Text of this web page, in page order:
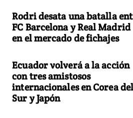
Rodri desata una batalla
FC Barcelona y Real Madrid
en el mercado de fichajes
Ecuador volverá a la acción
con tres amistosos
internacionales en Corea
Sur y Japón